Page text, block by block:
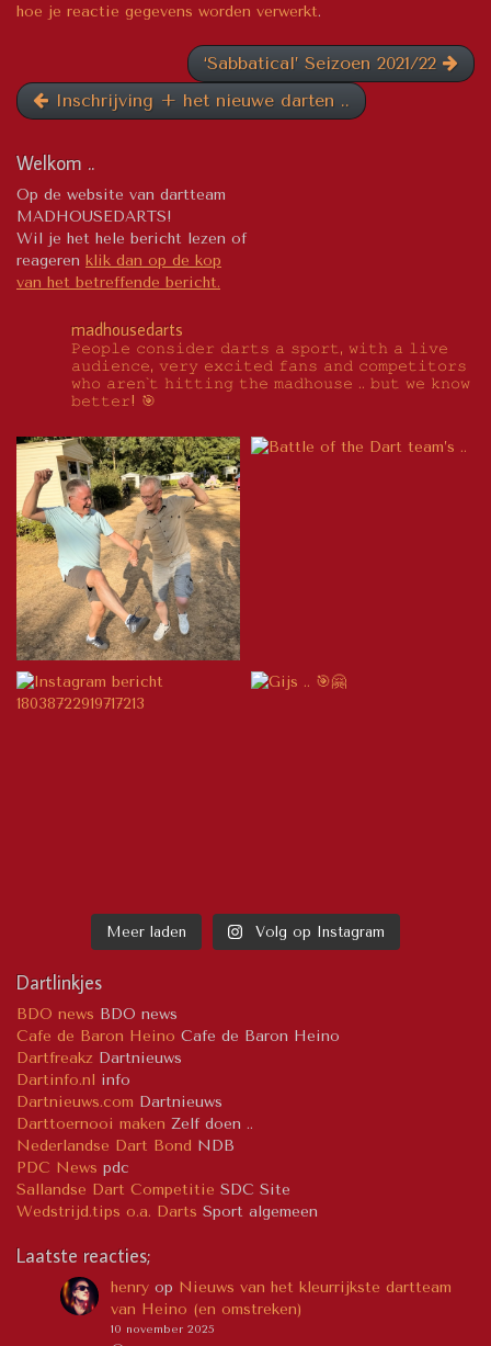
hoe je reactie gegevens worden verwerkt.
‘Sabbatical’ Seizoen 2021/22
Inschrijving + het nieuwe darten ..
Welkom ..
Op de website van dartteam
MADHOUSEDARTS!
Wil je het hele bericht lezen of
reageren klik dan op de kop
van het betreffende bericht.
madhousedarts
𝙿𝚎𝚘𝚙𝚕𝚎 𝚌𝚘𝚗𝚜𝚒𝚍𝚎𝚛 𝚍𝚊𝚛𝚝𝚜 𝚊 𝚜𝚙𝚘𝚛𝚝, 𝚠𝚒𝚝𝚑 𝚊 𝚕𝚒𝚟𝚎
𝚊𝚞𝚍𝚒𝚎𝚗𝚌𝚎, 𝚟𝚎𝚛𝚢 𝚎𝚡𝚌𝚒𝚝𝚎𝚍 𝚏𝚊𝚗𝚜 𝚊𝚗𝚍 𝚌𝚘𝚖𝚙𝚎𝚝𝚒𝚝𝚘𝚛𝚜
𝚠𝚑𝚘 𝚊𝚛𝚎𝚗`𝚝 𝚑𝚒𝚝𝚝𝚒𝚗𝚐 𝚝𝚑𝚎 𝚖𝚊𝚍𝚑𝚘𝚞𝚜𝚎 .. 𝚋𝚞𝚝 𝚠𝚎 𝚔𝚗𝚘𝚠
𝚋𝚎𝚝𝚝𝚎𝚛! 🎯
Meer laden Volg op Instagram
Dartlinkjes
BDO news BDO news
Cafe de Baron Heino Cafe de Baron Heino
Dartfreakz Dartnieuws
Dartinfo.nl info
Dartnieuws.com Dartnieuws
Darttoernooi maken Zelf doen ..
Nederlandse Dart Bond NDB
PDC News pdc
Sallandse Dart Competitie SDC Site
Wedstrijd.tips o.a. Darts Sport algemeen
Laatste reacties;
henryop Nieuws van het kleurrijkste dartteam
van Heino (en omstreken)
10 november 2025